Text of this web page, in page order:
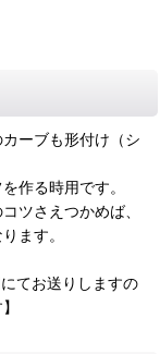
ーブも形付け（シ
作る時用です。
ツさえつかめば、
ます。
てお送りしますの